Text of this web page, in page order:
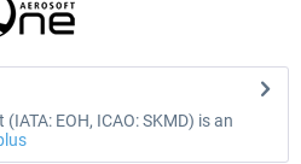
EOH, ICAO: SKMD) is an